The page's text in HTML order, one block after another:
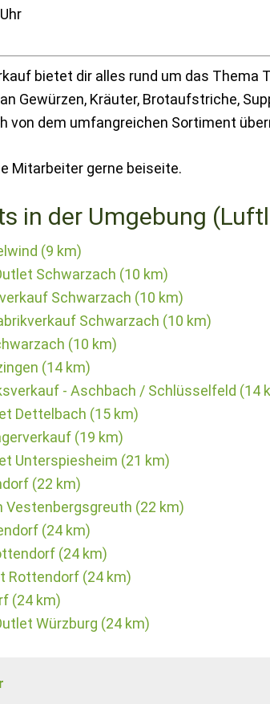
bietet dir alles rund um das Thema
Gewürzen, Kräuter, Brotaufstriche,
von dem umfangreichen Sortiment
Mitarbeiter gerne beiseite.
in der Umgebung
(9 km)
Schwarzach (10 km)
Schwarzach (10 km)
Schwarzach (10 km)
(10 km)
(14 km)
- Aschbach / Schlüsselfeld (14
Dettelbach (15 km)
(19 km)
Unterspiesheim (21 km)
(22 km)
Vestenbergsgreuth (22 km)
(24 km)
(24 km)
Rottendorf (24 km)
(24 km)
Würzburg (24 km)